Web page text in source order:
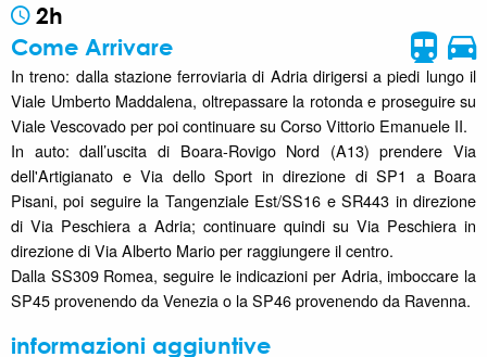
2h
Come Arrivare
In treno: dalla stazione ferroviaria di Adria dirigersi a piedi lungo il
Viale Umberto Maddalena, oltrepassare la rotonda e proseguire su
Viale Vescovado per poi continuare su Corso Vittorio Emanuele II.
In auto: dall’uscita di Boara-Rovigo Nord (A13) prendere Via
dell'Artigianato e Via dello Sport in direzione di SP1 a Boara
Pisani, poi seguire la Tangenziale Est/SS16 e SR443 in direzione
di Via Peschiera a Adria; continuare quindi su Via Peschiera in
direzione di Via Alberto Mario per raggiungere il centro.
Dalla SS309 Romea, seguire le indicazioni per Adria, imboccare la
SP45 provenendo da Venezia o la SP46 provenendo da Ravenna.
informazioni aggiuntive